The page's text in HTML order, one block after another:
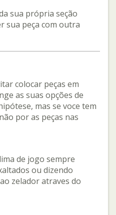
sua própria seção
sua peça com outra
colocar peças em
as suas opções de
mas se voce tem
por as peças nas
de jogo sempre
ou dizendo
zelador atraves do